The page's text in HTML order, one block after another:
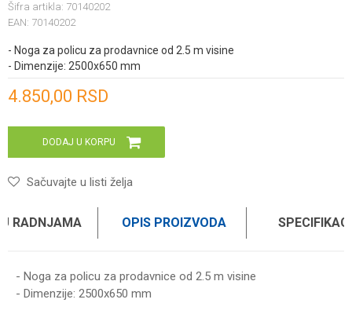
Šifra artikla: 70140202
EAN: 70140202
- Noga za policu za prodavnice od 2.5 m visine
- Dimenzije: 2500x650 mm
4.850,00 RSD
DODAJ U KORPU
Sačuvajte u listi želja
RADNJAMA OPIS PROIZVODA
- Noga za policu za prodavnice od 2.5 m visine
- Dimenzije: 2500x650 mm